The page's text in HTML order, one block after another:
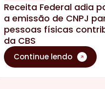
Receita Federal adia
a emissão de CNPJ
pessoas físicas
da CBS
Continue lendo